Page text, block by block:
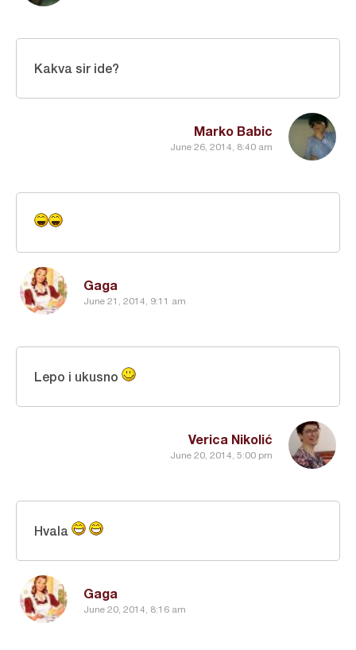
Marko Babic
June 26, 2014, 8:40 am
Kakva sir ide?
Gaga
June 21, 2014, 9:11 am
Verica Nikolić
June 20, 2014, 5:00 pm
Lepo i ukusno
Gaga
June 20, 2014, 8:16 am
Hvala